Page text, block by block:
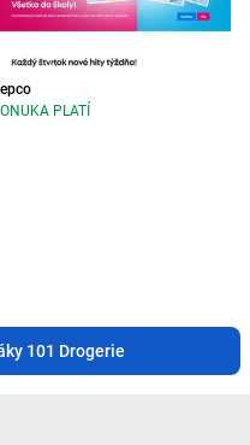
PLATÍ
101 Drogerie